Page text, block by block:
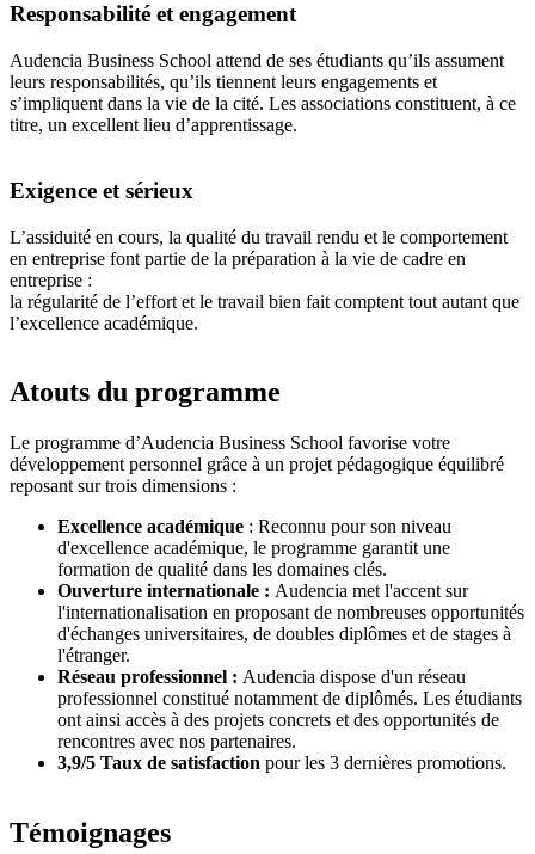
Responsabilité et engagement
Audencia Business School attend de ses étudiants qu’ils assument
leurs responsabilités, qu’ils tiennent leurs engagements et
s’impliquent dans la vie de la cité. Les associations constituent, à ce
titre, un excellent lieu d’apprentissage.
Exigence et sérieux
L’assiduité en cours, la qualité du travail rendu et le comportement
en entreprise font partie de la préparation à la vie de cadre en
entreprise :
la régularité de l’effort et le travail bien fait comptent tout autant que
l’excellence académique.
Atouts du programme
Le programme d’Audencia Business School favorise votre
développement personnel grâce à un projet pédagogique équilibré
reposant sur trois dimensions :
Excellence académique : Reconnu pour son niveau
d'excellence académique, le programme garantit une
formation de qualité dans les domaines clés.
Ouverture internationale : Audencia met l'accent sur
l'internationalisation en proposant de nombreuses opportunités
d'échanges universitaires, de doubles diplômes et de stages à
l'étranger.
Réseau professionnel : Audencia dispose d'un réseau
professionnel constitué notamment de diplômés. Les étudiants
ont ainsi accès à des projets concrets et des opportunités de
rencontres avec nos partenaires.
3,9/5 Taux de satisfaction pour les 3 dernières promotions.
Témoignages